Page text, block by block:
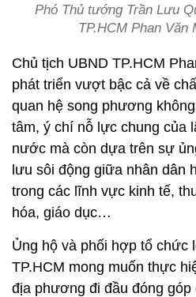
Phó Thủ tướng Trần Lưu
TP.HCM Phan Văn
Chủ tịch UBND TP.HCM
phát triển vượt bậc cả về
quan hệ song phương
tâm, ý chí nỗ lực chung của
nước mà còn dựa trên sự
lưu sôi động giữa nhân dân
trong các lĩnh vực kinh tế,
hóa, giáo dục…
Ủng hộ và phối hợp tổ chức
TP.HCM mong muốn thực
địa phương đi đầu đóng